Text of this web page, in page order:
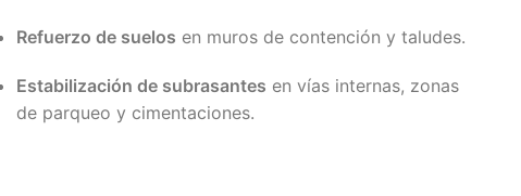
Refuerzo de suelos en muros de contención y taludes.
Estabilización de subrasantes en vías internas, zonas
de parqueo y cimentaciones.